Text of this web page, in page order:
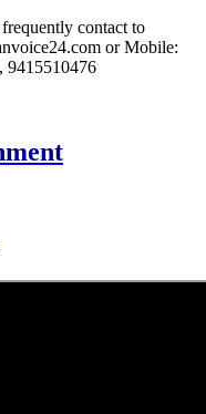
contact to
or Mobile:
9415510476